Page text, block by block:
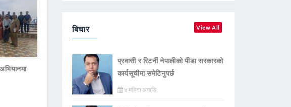
बिचार View All
प्रवासी र रिटर्नी नेपालीको पीडा सरकारको
कार्यसूचीमा समेटिनुपर्छ
४ महिना अगाडि